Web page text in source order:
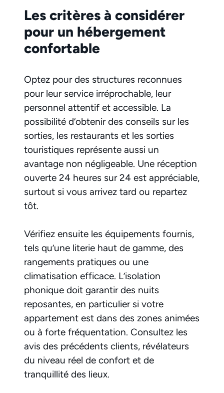
Les critères à considérer
pour un hébergement
confortable
Optez pour des structures reconnues
pour leur service irréprochable, leur
personnel attentif et accessible. La
possibilité d’obtenir des conseils sur les
sorties, les restaurants et les sorties
touristiques représente aussi un
avantage non négligeable. Une réception
ouverte 24 heures sur 24 est appréciable,
surtout si vous arrivez tard ou repartez
tôt.
Vérifiez ensuite les équipements fournis,
tels qu’une literie haut de gamme, des
rangements pratiques ou une
climatisation efficace. L’isolation
phonique doit garantir des nuits
reposantes, en particulier si votre
appartement est dans des zones animées
ou à forte fréquentation. Consultez les
avis des précédents clients, révélateurs
du niveau réel de confort et de
tranquillité des lieux.